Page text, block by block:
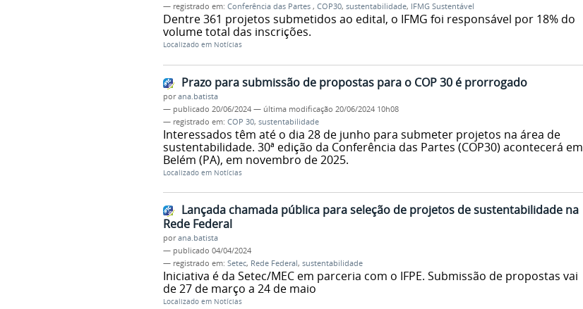
— registrado em: Conferência das Partes , COP30, sustentabilidade, IFMG Sustentável
Dentre 361 projetos submetidos ao edital, o IFMG foi responsável por 18% do
volume total das inscrições.
Localizado em Notícias
Prazo para submissão de propostas para o COP 30 é prorrogado
porana.batista
— publicado 20/06/2024 — última modificação 20/06/2024 10h08
— registrado em: COP 30, sustentabilidade
Interessados têm até o dia 28 de junho para submeter projetos na área de
sustentabilidade. 30ª edição da Conferência das Partes (COP30) acontecerá em
Belém (PA), em novembro de 2025.
Localizado em Notícias
Lançada chamada pública para seleção de projetos de sustentabilidade na
Rede Federal
porana.batista
— publicado 04/04/2024
— registrado em: Setec, Rede Federal, sustentabilidade
Iniciativa é da Setec/MEC em parceria com o IFPE. Submissão de propostas vai
de 27 de março a 24 de maio
Localizado em Notícias